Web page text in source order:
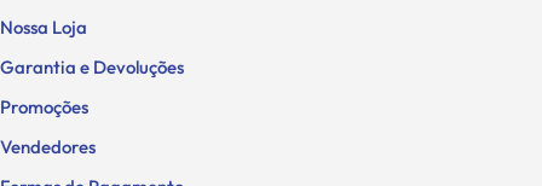
Nossa Loja
Garantia e Devoluções
Promoções
Vendedores